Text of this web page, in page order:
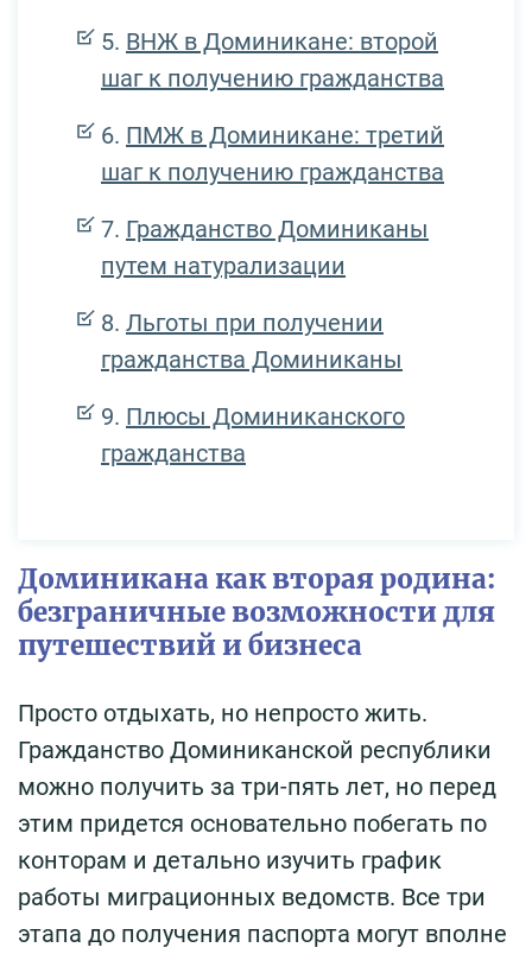
ВНЖ в Доминикане: второй
шаг к получению гражданства
ПМЖ в Доминикане: третий
шаг к получению гражданства
Гражданство Доминиканы
путем натурализации
Льготы при получении
гражданства Доминиканы
Плюсы Доминиканского
гражданства
Доминикана как вторая родина:
безграничные возможности для
путешествий и бизнеса
Просто отдыхать, но непросто жить.
Гражданство Доминиканской республики
можно получить за три-пять лет, но перед
этим придется основательно побегать по
конторам и детально изучить график
работы миграционных ведомств. Все три
этапа до получения паспорта могут вполне